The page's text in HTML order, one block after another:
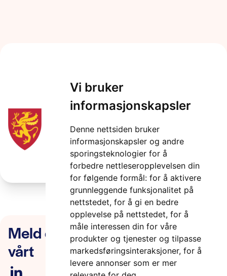
Vi bruker
informasjonskapsler
Denne nettsiden bruker
informasjonskapsler og andre
sporingsteknologier for å
forbedre nettleseropplevelsen din
for følgende formål: for å aktivere
grunnleggende funksjonalitet på
nettstedet, for å gi en bedre
opplevelse på nettstedet, for å
måle interessen din for våre
produkter og tjenester og tilpasse
markedsføringsinteraksjoner, for å
levere annonser som er mer
tfk
2 minutter
Meld deg på nyhetsbrevet
vårt